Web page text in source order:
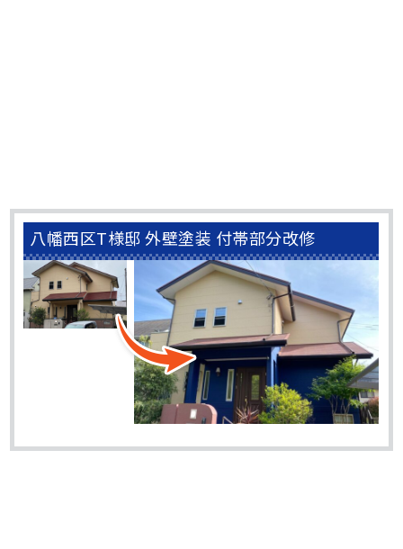
八幡西区T様邸 外壁塗装 付帯部分改修